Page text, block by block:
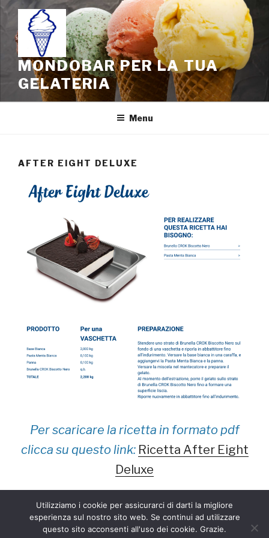
Salta
contenuto
MONDOBAR PER LA TUA
GELATERIA
Menu
AFTER EIGHT DELUXE
Per scaricare la ricetta in formato pdf
clicca su questo link: Ricetta After Eight
Deluxe
Utilizziamo i cookie per assicurarci di darti la migliore
esperienza sul nostro sito web. Se continui ad utilizzare
questo sito acconsenti all'uso dei cookie. Grazie.